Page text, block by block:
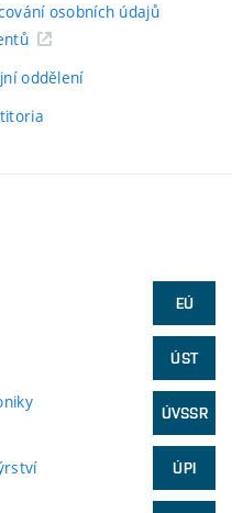
osobních údajů
oddělení
EÚ
ÚST
ÚVSSR
ÚPI